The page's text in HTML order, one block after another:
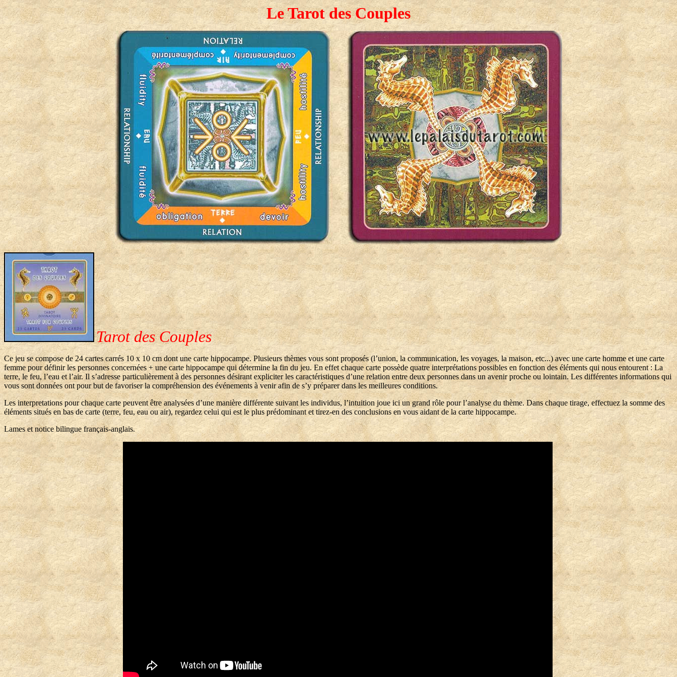
Le Tarot des Couples
Tarot des Couples
Ce jeu se compose de 24 cartes carrés 10 x 10 cm dont une carte hippocampe. Plusieurs thèmes vous sont proposés (l’union, la communication, les voyages, la maison, etc...) avec une carte homme et une carte
femme pour définir les personnes concernées + une carte hippocampe qui détermine la fin du jeu. En effet chaque carte possède quatre interprétations possibles en fonction des éléments qui nous entourent : La
terre, le feu, l’eau et l’air. Il s’adresse particulièrement à des personnes désirant expliciter les caractéristiques d’une relation entre deux personnes dans un avenir proche ou lointain. Les différentes informations qui
vous sont données ont pour but de favoriser la compréhension des événements à venir afin de s’y préparer dans les meilleures conditions.
Les interpretations pour chaque carte peuvent être analysées d’une manière différente suivant les individus, l’intuition joue ici un grand rôle pour l’analyse du thème. Dans chaque tirage, effectuez la somme des
éléments situés en bas de carte (terre, feu, eau ou air), regardez celui qui est le plus prédominant et tirez-en des conclusions en vous aidant de la carte hippocampe.
Lames et notice bilingue français-anglais.